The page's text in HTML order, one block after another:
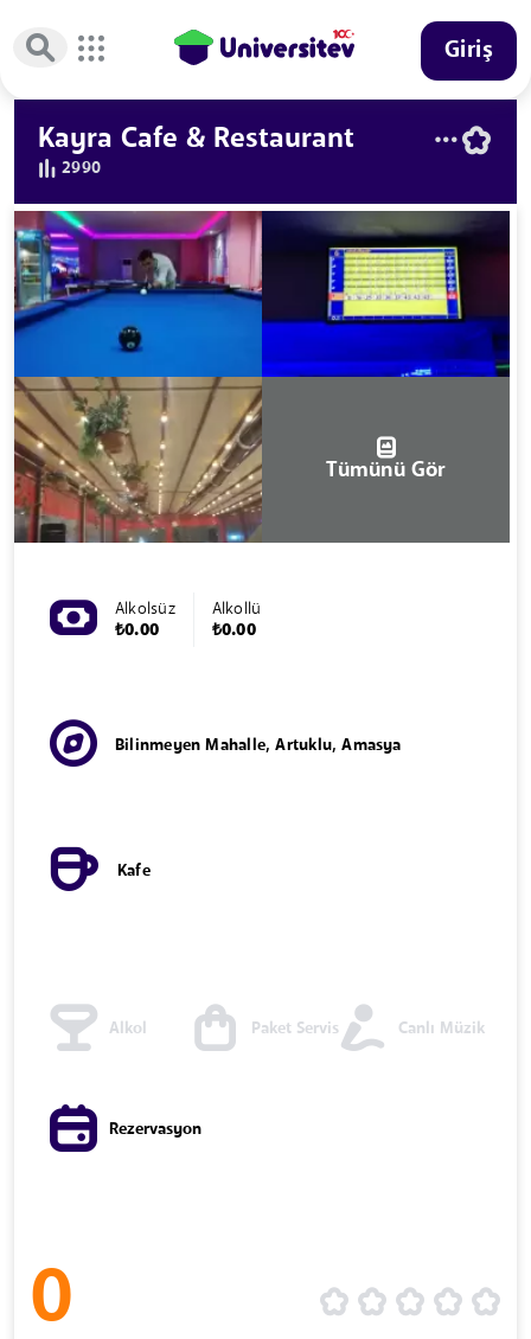
Giriş
Kayra Cafe & Restaurant
2990
Tümünü Gör
Alkolsüz
₺0.00
Alkollü
₺0.00
Bilinmeyen Mahalle, Artuklu, Amasya
Kafe
Alkol Paket Servis Canlı Müzik
Rezervasyon
0